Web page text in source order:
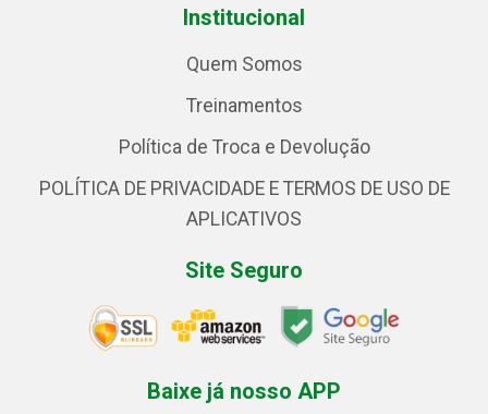
Institucional
Quem Somos
Treinamentos
Política de Troca e Devolução
POLÍTICA DE PRIVACIDADE E TERMOS DE USO DE
APLICATIVOS
Site Seguro
Baixe já nosso APP